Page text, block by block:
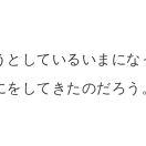
しているいまに
をしてきたのだろ